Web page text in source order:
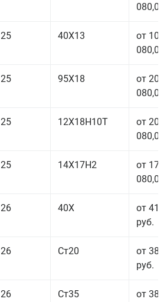
080,00
25 40Х13
от 103
080,00
25 95Х18
от 208
080,00
25 12Х18Н10Т
от 208
080,00
25 14Х17Н2
от 179
080,00
26 40Х
от 41
руб.
26 Ст20
от 38
руб.
26 Ст35
от 38